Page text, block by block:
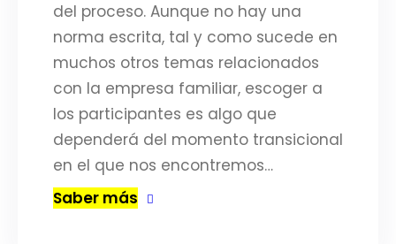
del proceso. Aunque no hay una
norma escrita, tal y como sucede en
muchos otros temas relacionados
con la empresa familiar, escoger a
los participantes es algo que
dependerá del momento transicional
en el que nos encontremos…
Saber más